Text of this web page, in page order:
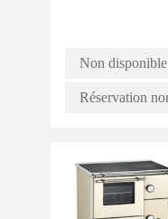
Non
Réservation